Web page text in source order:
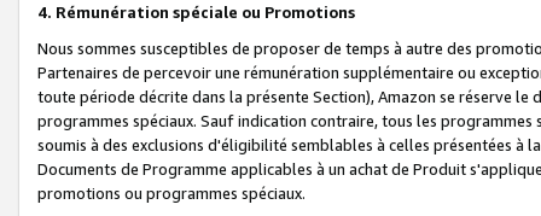
4. Rémunération spéciale ou Promotions
Nous sommes susceptibles de proposer de temps à autre des
Partenaires de percevoir une rémunération supplémentaire ou
toute période décrite dans la présente Section), Amazon se réserve
programmes spéciaux. Sauf indication contraire, tous les
soumis à des exclusions d'éligibilité semblables à celles présentées à
Documents de Programme applicables à un achat de Produit
promotions ou programmes spéciaux.